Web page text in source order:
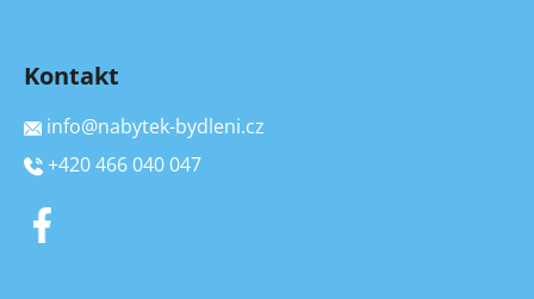
Kontakt
info@nabytek-bydleni.cz
+420 466 040 047